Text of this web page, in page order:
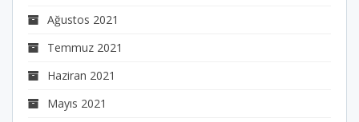
Ağustos 2021
Temmuz 2021
Haziran 2021
Mayıs 2021